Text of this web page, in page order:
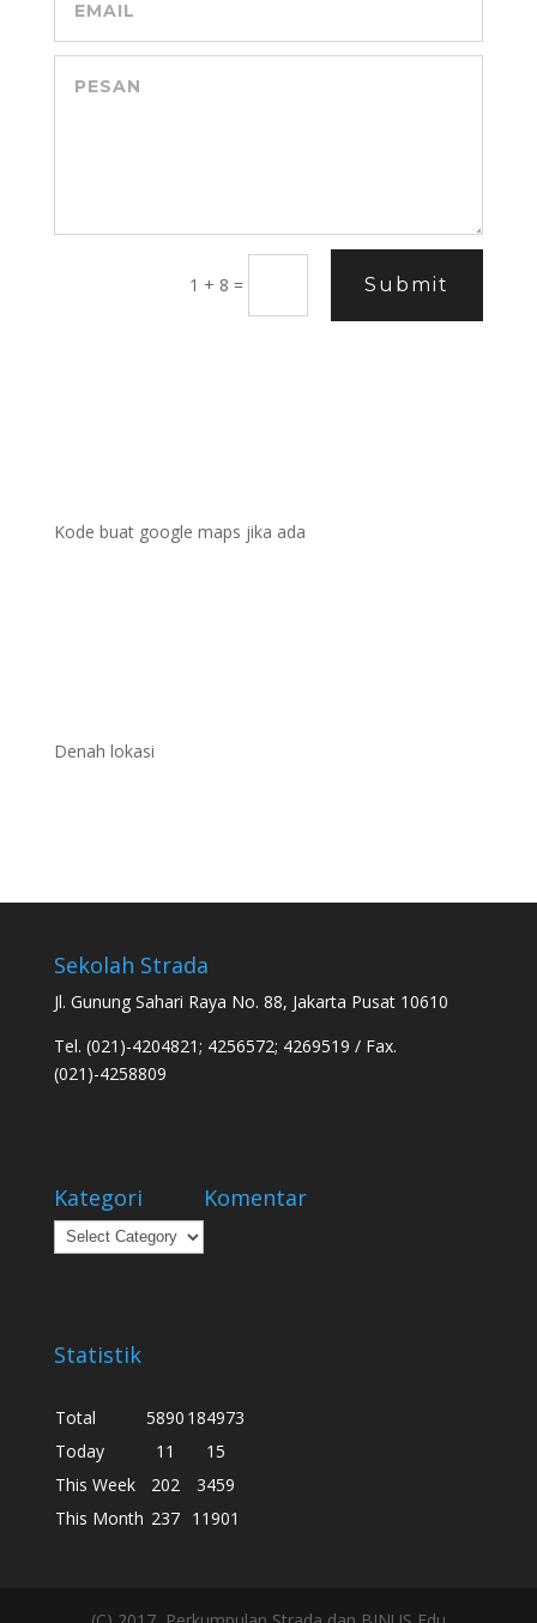
1 + 8 = Submit
Kode buat google maps jika ada
Denah lokasi
Sekolah Strada
Jl. Gunung Sahari Raya No. 88, Jakarta Pusat 10610
Tel. (021)-4204821; 4256572; 4269519 / Fax.
(021)-4258809
Kategori
Kategori
Komentar
Statistik
Total 5890 184973
Today
11
15
This Week
202
3459
This Month 237 11901